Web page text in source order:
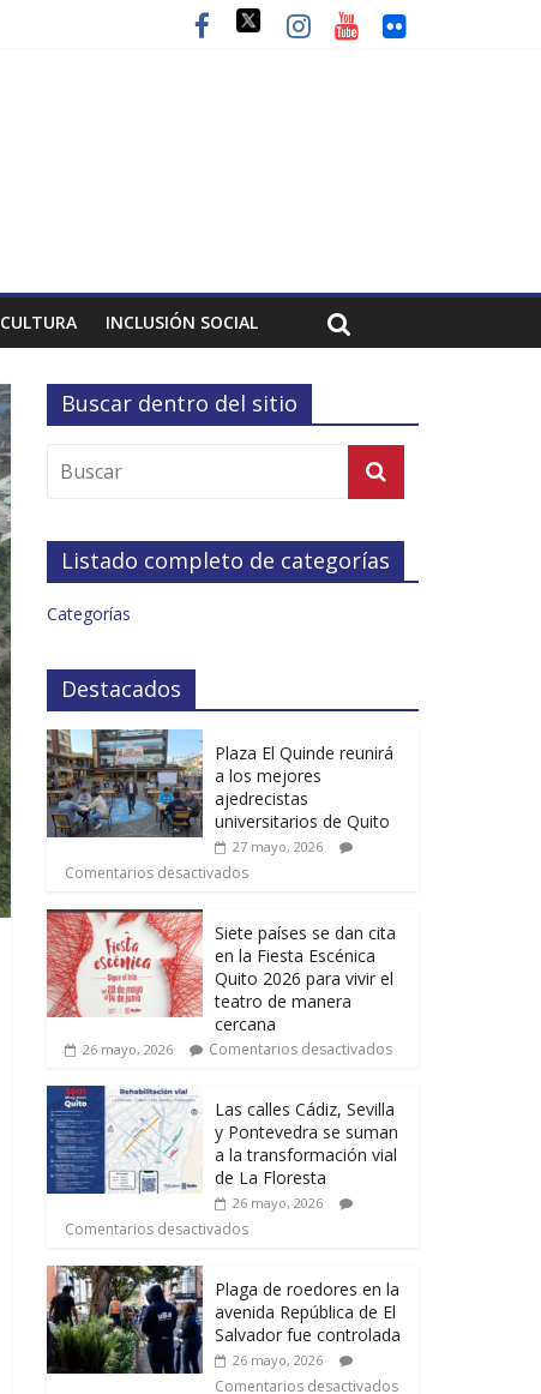
CULTURA INCLUSIÓN SOCIAL
Buscar dentro del sitio
Listado completo de categorías
Categorías
Destacados
Plaza El Quinde reunirá
a los mejores
ajedrecistas
universitarios de Quito
27 mayo, 2026
Comentarios desactivados
Siete países se dan cita
en la Fiesta Escénica
Quito 2026 para vivir el
teatro de manera
cercana
26 mayo, 2026 Comentarios desactivados
Las calles Cádiz, Sevilla
y Pontevedra se suman
a la transformación vial
de La Floresta
26 mayo, 2026
Comentarios desactivados
Plaga de roedores en la
avenida República de El
Salvador fue controlada
26 mayo, 2026
Comentarios desactivados